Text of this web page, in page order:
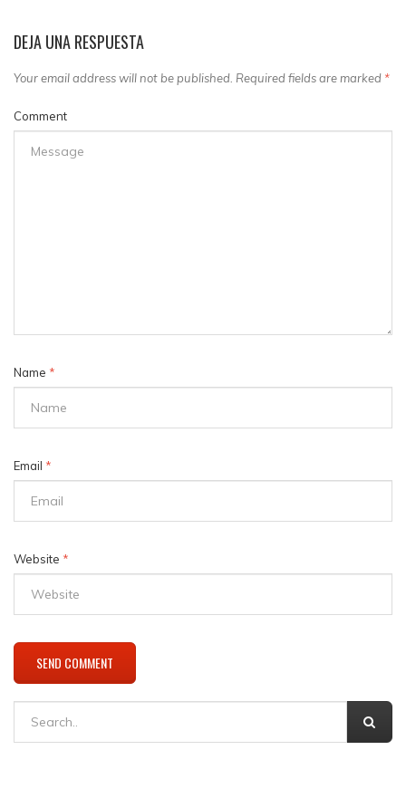
DEJA UNA RESPUESTA
Your email address will not be published. Required fields are marked *
Comment
Name *
Email *
Website *